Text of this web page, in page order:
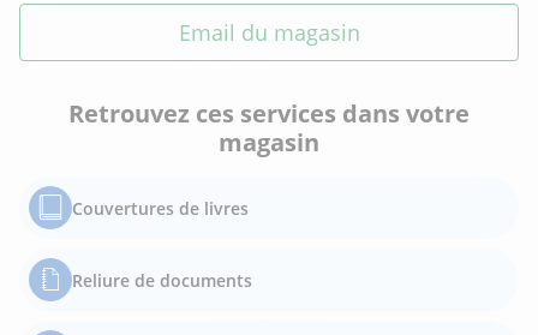
Email du magasin
Retrouvez ces services dans votre
magasin
Couvertures de livres
Reliure de documents